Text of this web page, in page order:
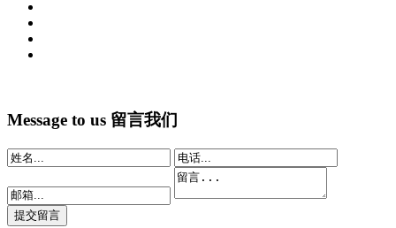
Message to us 留言我们